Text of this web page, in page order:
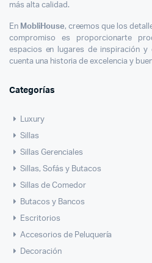
más alta calidad.
En MobliHouse, creemos que los
compromiso es proporcionarte
espacios en lugares de inspiración y
cuenta una historia de excelencia y
Categorías
Luxury
Sillas
Sillas Gerenciales
Sillas, Sofás y Butacos
Sillas de Comedor
Butacos y Bancos
Escritorios
Accesorios de Peluquería
Decoración